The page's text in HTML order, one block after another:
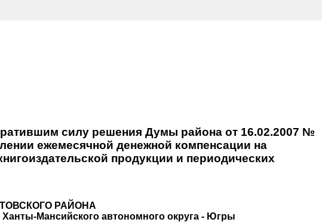
силу решения Думы района от 16.02.2007 №
ежемесячной денежной компенсации на
продукции и периодических
РАЙОНА
Ханты-Мансийского автономного округа - Югры